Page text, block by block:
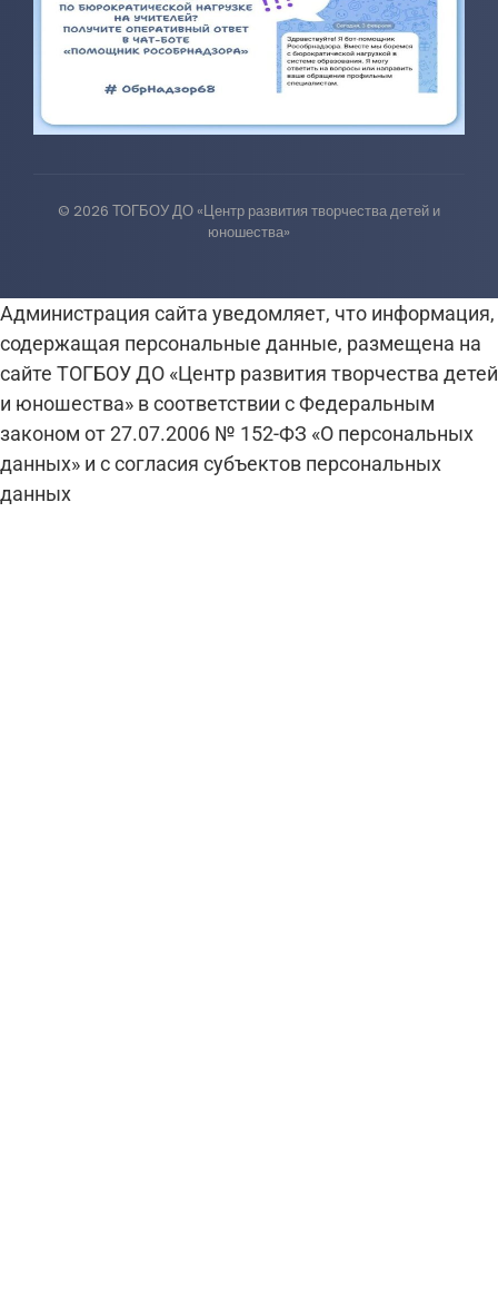
© 2026 ТОГБОУ ДО «Центр развития творчества детей и
юношества»
Администрация сайта уведомляет, что информация,
содержащая персональные данные, размещена на
сайте ТОГБОУ ДО «Центр развития творчества детей
и юношества» в соответствии с Федеральным
законом от 27.07.2006 № 152-ФЗ «О персональных
данных» и с согласия субъектов персональных
данных